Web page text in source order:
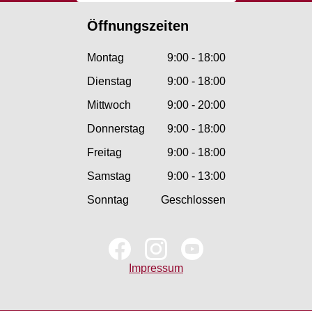
Öffnungszeiten
Montag
9:00 - 18:00
Dienstag
9:00 - 18:00
Mittwoch
9:00 - 20:00
Donnerstag
9:00 - 18:00
Freitag
9:00 - 18:00
Samstag
9:00 - 13:00
Sonntag
Geschlossen
Impressum